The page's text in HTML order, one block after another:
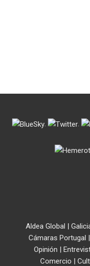
. .
Aldea Global |
Cámaras Portugal |
Opinión |
Comercio |